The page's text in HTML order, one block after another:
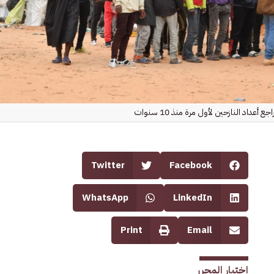
أعداد النازحين لأول مرة منذ 10 سنوات
Facebook
Twitter
LinkedIn
WhatsApp
Email
Print
اختيار المحرر